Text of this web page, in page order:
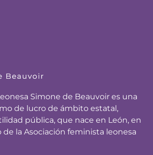
Simone de Beauvoir es una
de lucro de ámbito estatal,
pública, que nace en León, en
de la Asociación feminista leonesa